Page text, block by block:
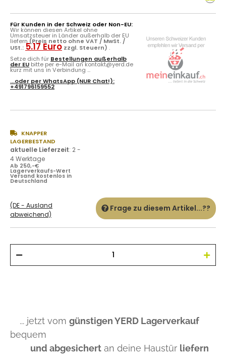
Für Kunden in der Schweiz oder Non-EU:
Wir können diesen Artikel ohne
Umsatzsteuer in Länder außerhalb der EU
liefern(Preis netto ohne VAT / MwSt. /
USt.: 5.17 Euro zzgl. Steuern) .
Setze dich für Bestellungen außerhalb
der EU bitte per e-Mail an kontakt@yerd.de
kurz mit uns in Verbindung ...
...oder perWhatsApp (NUR Chat!):
+491796159552
KNAPPER
LAGERBESTAND
aktuelle Lieferzeit: 2 -
4 Werktage
Ab 250,-€
Lagerverkaufs-Wert
Versand kostenlos in
Deutschland
(DE - Ausland
abweichend)
Frage zu diesem Artikel...??
... jetzt vom günstigen YERD Lagerverkauf
bequem
und abgesichert an deine Haustür liefern